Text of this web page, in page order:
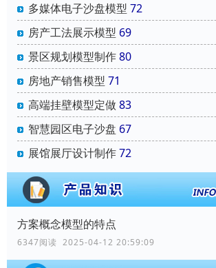
多媒体电子沙盘模型 72
房产工法展示模型 69
景区规划模型制作80
房地产销售模型 71
高端挂壁模型定做83
智慧园区电子沙盘 67
展馆展厅设计制作72
方案概念模型的特点
6347阅读 2025-04-12 20:59:09